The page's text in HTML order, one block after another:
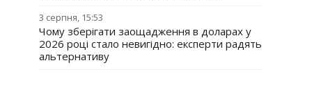
3 серпня, 15:53
Чому зберігати заощадження в доларах у
2026 році стало невигідно: експерти радять
альтернативу